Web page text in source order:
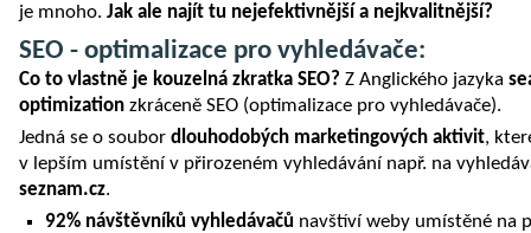
je mnoho. Jak ale najít tu nejefektivnější a nejkvalitnější?
SEO - optimalizace pro vyhledávače:
Co to vlastně je kouzelná zkratka SEO? Z Anglického jazyka
optimization zkráceně SEO (optimalizace pro vyhledávače).
Jedná se o soubor dlouhodobých marketingových aktivit,
v lepším umístění v přirozeném vyhledávání např. na
seznam.cz.
92% návštěvníků vyhledávačů navštíví weby umístěné na